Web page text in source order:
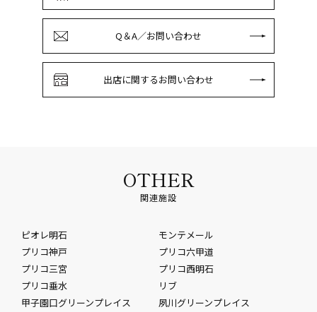
Q＆A／お問い合わせ
出店に関するお問い合わせ
OTHER
関連施設
ピオレ明石
モンテメール
プリコ神戸
プリコ六甲道
プリコ三宮
プリコ西明石
プリコ垂水
リブ
甲子園口グリーンプレイス
夙川グリーンプレイス